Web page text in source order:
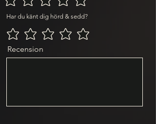
Har du känt dig hörd & sedd?
Recension